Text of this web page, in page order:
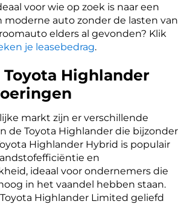
voor wie op zoek is naar een
moderne auto zonder de lasten van
elders al gevonden? Klik
je leasebedrag.
Highlander
markt zijn er verschillende
de Toyota Highlander die bijzonder
Highlander Hybrid is populair
en
ideaal voor ondernemers die
in het vaandel hebben staan.
Highlander Limited geliefd